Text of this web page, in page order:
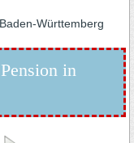
Württemberg
in